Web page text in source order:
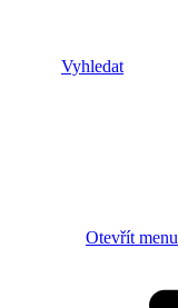
Vyhledat
Otevřít menu